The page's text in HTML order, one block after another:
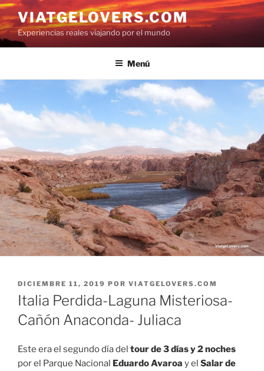
Saltar
al
contenido
VIATGELOVERS.COM
Experiencias reales viajando por el mundo
Menú
PUBLICADO
EL
DICIEMBRE 11, 2019 POR VIATGELOVERS.COM
Italia Perdida-Laguna Misteriosa-
Cañón Anaconda- Juliaca
Este era el segundo día del tour de 3 días y 2 noches
por el Parque Nacional Eduardo Avaroa y el Salar de